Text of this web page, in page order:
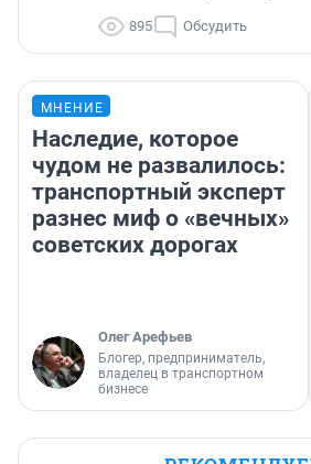
895 Обсудить
МНЕНИЕ
Наследие, которое
чудом не развалилось:
транспортный эксперт
разнес миф о «вечных»
советских дорогах
Олег Арефьев
Блогер, предприниматель,
владелец в транспортном
бизнесе